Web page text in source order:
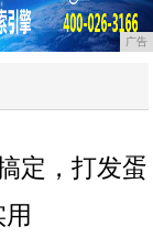
广告
定，打发蛋